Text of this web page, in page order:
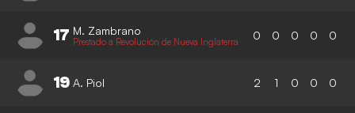
17 M. Zambrano
Prestado a Revolución de Nueva Inglaterra 0 0 0 0 0
19 A. Piol 2 1 0 0 0